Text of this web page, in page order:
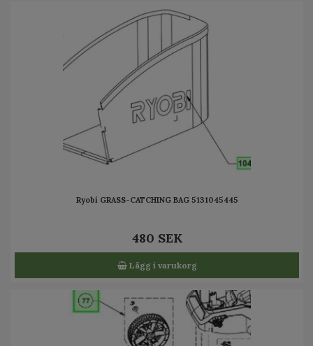
Ryobi GRASS-CATCHING BAG 5131045445
480 SEK
Lägg i varukorg